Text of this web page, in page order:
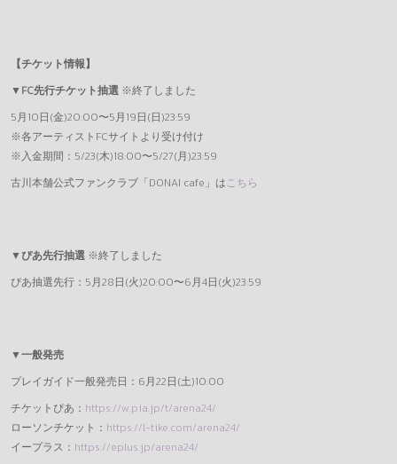
【チケット情報】
▼FC先行チケット抽選 ※終了しました
5月10日(金)20:00〜5月19日(日)23:59
※各アーティストFCサイトより受け付け
※入金期間：5/23(木)18:00〜5/27(月)23:59
古川本舗公式ファンクラブ「DONAI cafe」はこちら
▼ぴあ先行抽選 ※終了しました
ぴあ抽選先行：5月28日(火)20:00〜6月4日(火)23:59
▼一般発売
プレイガイド一般発売日：6月22日(土)10:00
チケットぴあ： https://w.pia.jp/t/arena24/
ローソンチケット： https://l-tike.com/arena24/
イープラス： https://eplus.jp/arena24/